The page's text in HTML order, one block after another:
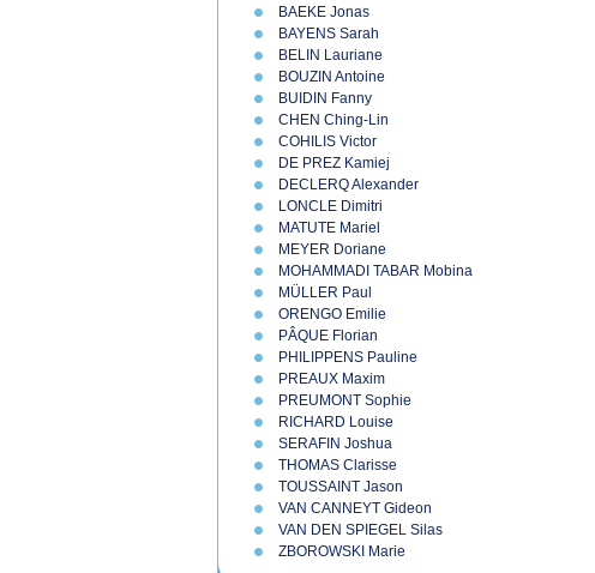
BAEKE Jonas
BAYENS Sarah
BELIN Lauriane
BOUZIN Antoine
BUIDIN Fanny
CHEN Ching-Lin
COHILIS Victor
DE PREZ Kamiej
DECLERQ Alexander
LONCLE Dimitri
MATUTE Mariel
MEYER Doriane
MOHAMMADI TABAR Mobina
MÜLLER Paul
ORENGO Emilie
PÂQUE Florian
PHILIPPENS Pauline
PREAUX Maxim
PREUMONT Sophie
RICHARD Louise
SERAFIN Joshua
THOMAS Clarisse
TOUSSAINT Jason
VAN CANNEYT Gideon
VAN DEN SPIEGEL Silas
ZBOROWSKI Marie